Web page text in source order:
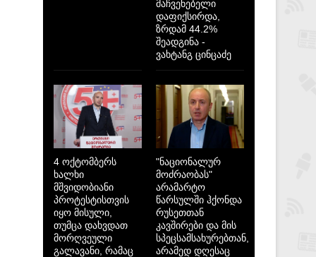
მაჩვენებელი
დაფიქსირდა,
ზრდამ 44.2%
შეადგინა -
ვახტანგ ცინცაძე
4 ოქტომბერს
ხალხი
მშვიდობიანი
პროტესტისთვის
იყო მისული,
თუმცა დახვდათ
მორღვეული
გალავანი, რამაც
"ნაციონალურ
მოძრაობას"
არამარტო
წარსულში ჰქონდა
რუსეთთან
კავშირები და მის
სპეცსამსახურებთან,
არამედ დღესაც